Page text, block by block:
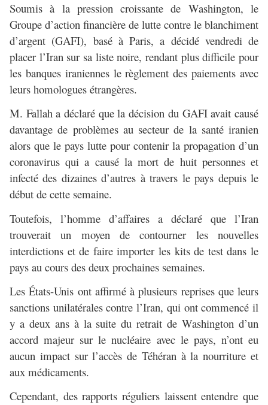
Soumis à la pression croissante de Washington, le
Groupe d’action financière de lutte contre le blanchiment
d’argent (GAFI), basé à Paris, a décidé vendredi de
placer l’Iran sur sa liste noire, rendant plus difficile pour
les banques iraniennes le règlement des paiements avec
leurs homologues étrangères.
M. Fallah a déclaré que la décision du GAFI avait causé
davantage de problèmes au secteur de la santé iranien
alors que le pays lutte pour contenir la propagation d’un
coronavirus qui a causé la mort de huit personnes et
infecté des dizaines d’autres à travers le pays depuis le
début de cette semaine.
Toutefois, l’homme d’affaires a déclaré que l’Iran
trouverait un moyen de contourner les nouvelles
interdictions et de faire importer les kits de test dans le
pays au cours des deux prochaines semaines.
Les États-Unis ont affirmé à plusieurs reprises que leurs
sanctions unilatérales contre l’Iran, qui ont commencé il
y a deux ans à la suite du retrait de Washington d’un
accord majeur sur le nucléaire avec le pays, n’ont eu
aucun impact sur l’accès de Téhéran à la nourriture et
aux médicaments.
Cependant, des rapports réguliers laissent entendre que